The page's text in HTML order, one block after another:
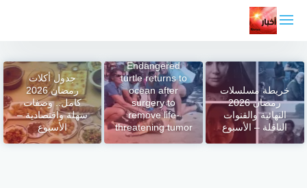
المحتوى
خريطة مسلسلات
رمضان 2026
النهائية والقنوات
الناقلة – الأسبوع
Endangered
turtle returns to
ocean after
surgery to
remove life-
threatening tumor
جدول أكلات
رمضان 2026
كامل.. وصفات
سهلة واقتصادية –
الأسبوع